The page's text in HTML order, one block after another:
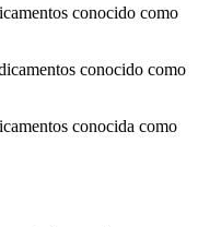
conocido como
conocido como
conocida como